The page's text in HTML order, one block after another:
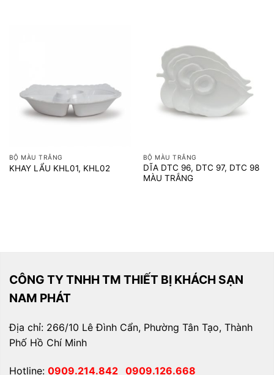
BỘ MÀU TRẮNG
KHAY LẨU KHL01, KHL02
BỘ MÀU TRẮNG
DĨA DTC 96, DTC 97, DTC 98
MÀU TRẮNG
CÔNG TY TNHH TM THIẾT BỊ KHÁCH SẠN
NAM PHÁT
Địa chỉ: 266/10 Lê Đình Cẩn, Phường Tân Tạo, Thành
Phố Hồ Chí Minh
Hotline: 0909.214.842 0909.126.668